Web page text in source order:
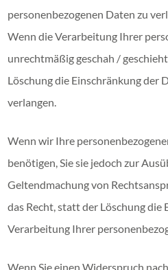
personenbezogenen Daten zu
Wenn die Verarbeitung Ihrer
unrechtmäßig geschah /
Löschung die Einschränkung der
verlangen.
Wenn wir Ihre
benötigen, Sie sie jedoch zur
Geltendmachung von
das Recht, statt der Löschung die
Verarbeitung Ihrer
Wenn Sie einen Widerspruch